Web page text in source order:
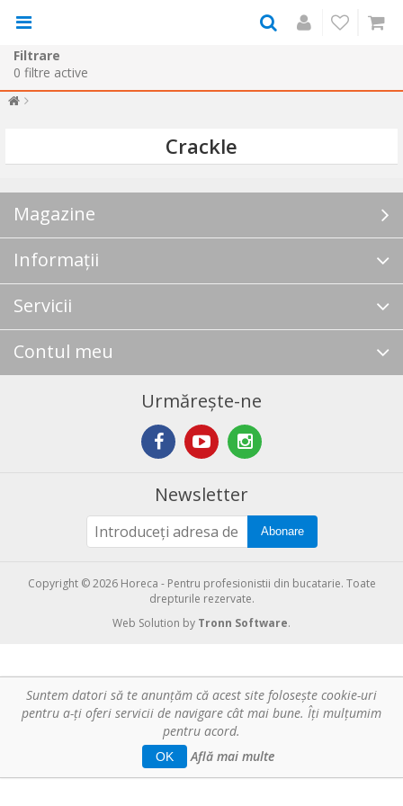
Filtrare
0 filtre active
Crackle
Magazine
Informații
Servicii
Contul meu
Urmărește-ne
Newsletter
Abonare
Copyright © 2026 Horeca - Pentru profesionistii din bucatarie. Toate
drepturile rezervate.
Web Solution by Tronn Software.
Suntem datori să te anunţăm că acest site foloseşte cookie-uri
pentru a-ți oferi servicii de navigare cât mai bune. Îţi mulțumim
pentru acord.
OK Află mai multe